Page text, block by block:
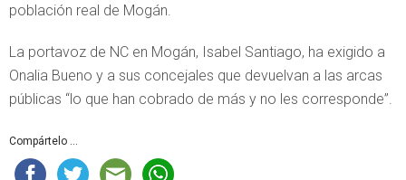
población real de Mogán.
La portavoz de NC en Mogán, Isabel Santiago, ha exigido a
Onalia Bueno y a sus concejales que devuelvan a las arcas
públicas “lo que han cobrado de más y no les corresponde”.
Compártelo ...